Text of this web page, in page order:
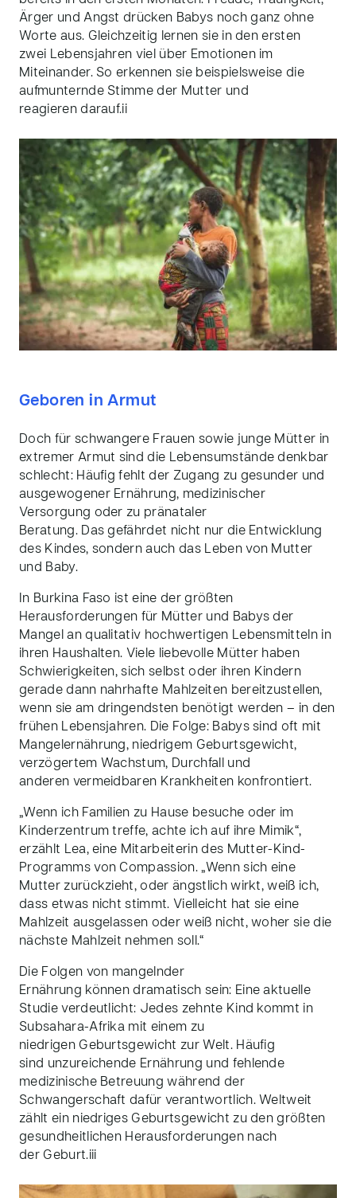
Ärger und Angst drücken Babys noch ganz ohne
Worte aus. Gleichzeitig lernen sie in den ersten
zwei Lebensjahren viel über Emotionen im
Miteinander. So erkennen sie beispielsweise die
aufmunternde Stimme der Mutter und
reagieren darauf.ii
Geboren in Armut
Doch für schwangere Frauen sowie junge Mütter in
extremer Armut sind die Lebensumstände denkbar
schlecht: Häufig fehlt der Zugang zu gesunder und
ausgewogener Ernährung, medizinischer
Versorgung oder zu pränataler
Beratung. Das gefährdet nicht nur die Entwicklung
des Kindes, sondern auch das Leben von Mutter
und Baby.
In Burkina Faso ist eine der größten
Herausforderungen für Mütter und Babys der
Mangel an qualitativ hochwertigen Lebensmitteln in
ihren Haushalten. Viele liebevolle Mütter haben
Schwierigkeiten, sich selbst oder ihren Kindern
gerade dann nahrhafte Mahlzeiten bereitzustellen,
wenn sie am dringendsten benötigt werden – in den
frühen Lebensjahren. Die Folge: Babys sind oft mit
Mangelernährung, niedrigem Geburtsgewicht,
verzögertem Wachstum, Durchfall und
anderen vermeidbaren Krankheiten konfrontiert.
„Wenn ich Familien zu Hause besuche oder im
Kinderzentrum treffe, achte ich auf ihre Mimik“,
erzählt Lea, eine Mitarbeiterin des Mutter-Kind-
Programms von Compassion. „Wenn sich eine
Mutter zurückzieht, oder ängstlich wirkt, weiß ich,
dass etwas nicht stimmt. Vielleicht hat sie eine
Mahlzeit ausgelassen oder weiß nicht, woher sie die
nächste Mahlzeit nehmen soll.“
Die Folgen von mangelnder
Ernährung können dramatisch sein: Eine aktuelle
Studie verdeutlicht: Jedes zehnte Kind kommt in
Subsahara-Afrika mit einem zu
niedrigen Geburtsgewicht zur Welt. Häufig
sind unzureichende Ernährung und fehlende
medizinische Betreuung während der
Schwangerschaft dafür verantwortlich. Weltweit
zählt ein niedriges Geburtsgewicht zu den größten
gesundheitlichen Herausforderungen nach
der Geburt.iii